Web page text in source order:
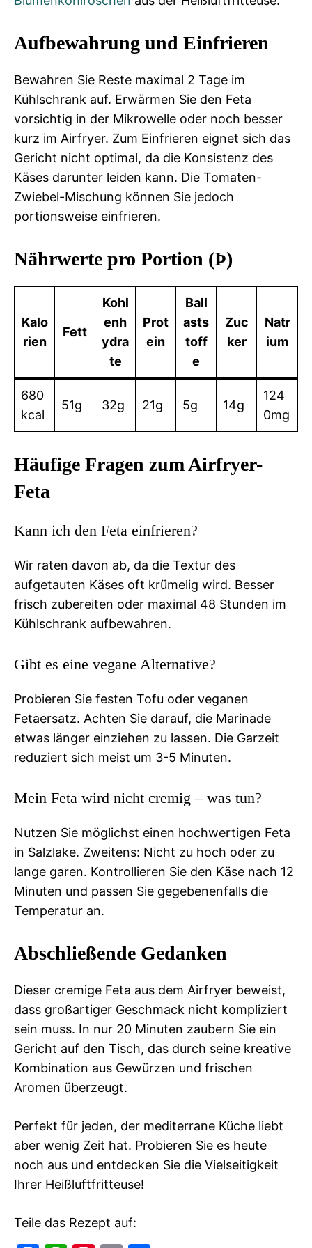
Aufbewahrung und Einfrieren
Bewahren Sie Reste maximal 2 Tage im
Kühlschrank auf. Erwärmen Sie den Feta
vorsichtig in der Mikrowelle oder noch besser
kurz im Airfryer. Zum Einfrieren eignet sich das
Gericht nicht optimal, da die Konsistenz des
Käses darunter leiden kann. Die Tomaten-
Zwiebel-Mischung können Sie jedoch
portionsweise einfrieren.
Nährwerte pro Portion (Þ)
Kalo
rien
Fett
Kohl
enh
ydra
te
Prot
ein
Ball
asts
toff
e
Zuc
ker
Natr
ium
680
kcal
51g 32g 21g 5g 14g
124
0mg
Häufige Fragen zum Airfryer-
Feta
Kann ich den Feta einfrieren?
Wir raten davon ab, da die Textur des
aufgetauten Käses oft krümelig wird. Besser
frisch zubereiten oder maximal 48 Stunden im
Kühlschrank aufbewahren.
Gibt es eine vegane Alternative?
Probieren Sie festen Tofu oder veganen
Fetaersatz. Achten Sie darauf, die Marinade
etwas länger einziehen zu lassen. Die Garzeit
reduziert sich meist um 3-5 Minuten.
Mein Feta wird nicht cremig – was tun?
Nutzen Sie möglichst einen hochwertigen Feta
in Salzlake. Zweitens: Nicht zu hoch oder zu
lange garen. Kontrollieren Sie den Käse nach 12
Minuten und passen Sie gegebenenfalls die
Temperatur an.
Abschließende Gedanken
Dieser cremige Feta aus dem Airfryer beweist,
dass großartiger Geschmack nicht kompliziert
sein muss. In nur 20 Minuten zaubern Sie ein
Gericht auf den Tisch, das durch seine kreative
Kombination aus Gewürzen und frischen
Aromen überzeugt.
Perfekt für jeden, der mediterrane Küche liebt
aber wenig Zeit hat. Probieren Sie es heute
noch aus und entdecken Sie die Vielseitigkeit
Ihrer Heißluftfritteuse!
Teile das Rezept auf: